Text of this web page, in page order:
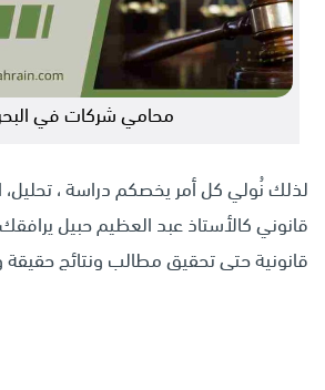
محامي شركات في
لذلك نُولي كل أمر يخصكم دراسة ،
قانونيكالأستاذ عبد العظيم حبيل
قانونية حتى تحقيق مطالب ونتائج حقيقة